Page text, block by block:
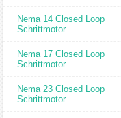
Nema 14 Closed Loop
Schrittmotor
Nema 17 Closed Loop
Schrittmotor
Nema 23 Closed Loop
Schrittmotor